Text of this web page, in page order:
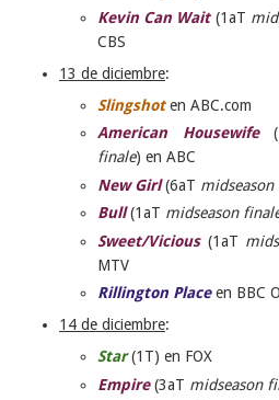
Kevin Can Wait(1aT
CBS
13 de diciembre:
Slingshoten ABC.com
American Housewife
finale) en ABC
New Girl(6aT midseason
Bull(1aT midseason
Sweet/Vicious(1aT
MTV
Rillington Placeen BBC
14 de diciembre:
Star(1T) en FOX
Empire(3aT midseason